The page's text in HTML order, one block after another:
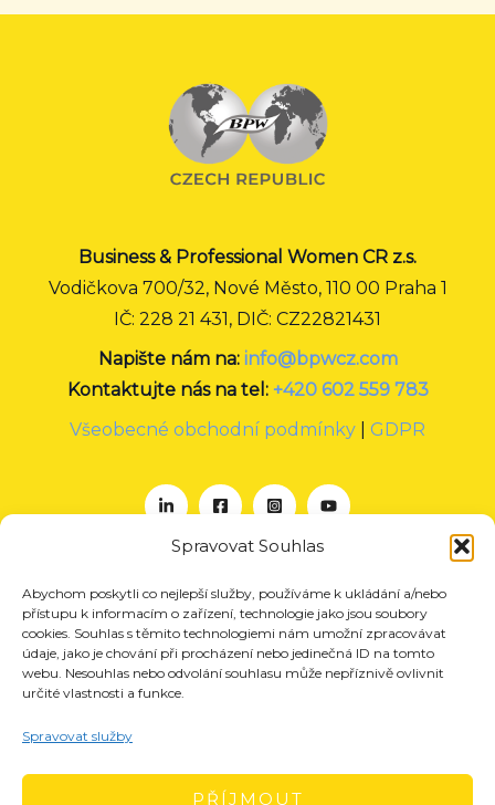
Spravovat Souhlas
Abychom poskytli co nejlepší služby, používáme k ukládání a/nebo
přístupu k informacím o zařízení, technologie jako jsou soubory
cookies. Souhlas s těmito technologiemi nám umožní zpracovávat
údaje, jako je chování při procházení nebo jedinečná ID na tomto
webu. Nesouhlas nebo odvolání souhlasu může nepříznivě ovlivnit
určité vlastnosti a funkce.
Spravovat služby
PŘÍJMOUT
Business & Professional Women CR z.s.
Vodičkova 700/32, Nové Město, 110 00 Praha 1
IČ: 228 21 431, DIČ: CZ22821431
Napište nám na: info@bpwcz.com
Kontaktujte nás na tel: +420 602 559 783
Všeobecné obchodní podmínky
GDPR
O nás
Projekty
Členství
Kontakt